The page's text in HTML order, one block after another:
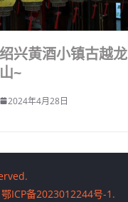
绍兴黄酒小镇古越龙
山~
2024年4月28日
鄂ICP备2023012244号-1 .